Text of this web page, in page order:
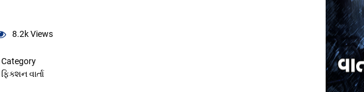
8.2kViews
Category
ફિક્શન વાર્તા